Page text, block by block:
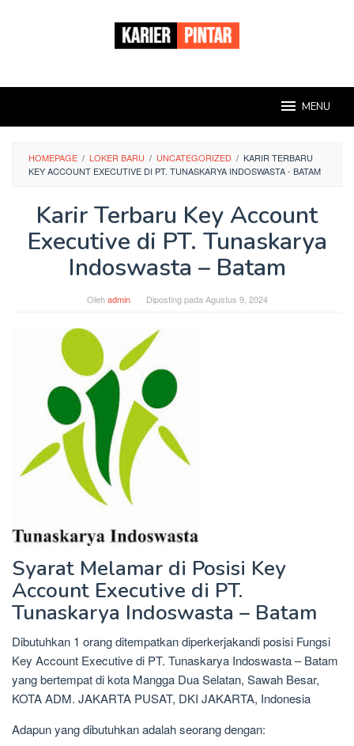
MENU
HOMEPAGE / LOKER BARU / UNCATEGORIZED / KARIR TERBARU
KEY ACCOUNT EXECUTIVE DI PT. TUNASKARYA INDOSWASTA - BATAM
Karir Terbaru Key Account
Executive di PT. Tunaskarya
Indoswasta – Batam
Olehadmin Diposting pada Agustus 9, 2024
Syarat Melamar di Posisi Key
Account Executive di PT.
Tunaskarya Indoswasta – Batam
Dibutuhkan 1 orang ditempatkan diperkerjakandi posisi Fungsi
Key Account Executive di PT. Tunaskarya Indoswasta – Batam
yang bertempat di kota Mangga Dua Selatan, Sawah Besar,
KOTA ADM. JAKARTA PUSAT, DKI JAKARTA, Indonesia
Adapun yang dibutuhkan adalah seorang dengan: